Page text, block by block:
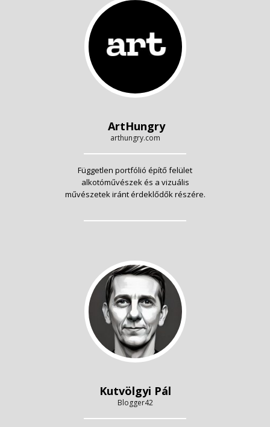
ArtHungry
arthungry.com
Független portfólió építő felület
alkotóművészek és a vizuális
művészetek iránt érdeklődők részére.
Kutvölgyi Pál
Blogger42